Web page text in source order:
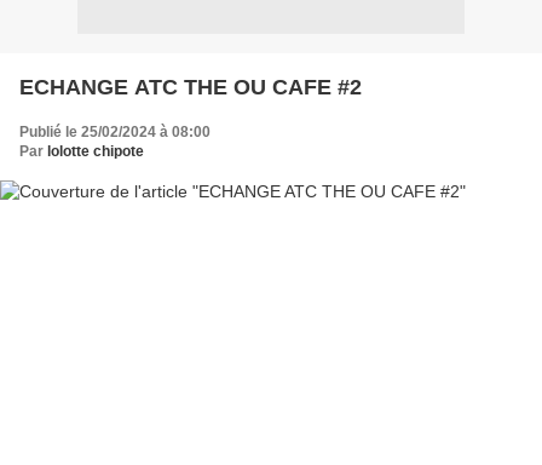
ECHANGE ATC THE OU CAFE #2
Publié le 25/02/2024 à 08:00
Par lolotte chipote